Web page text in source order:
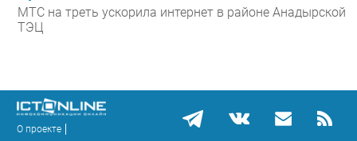
МТС на треть ускорила интернет в районе Анадырской
ТЭЦ
О проекте